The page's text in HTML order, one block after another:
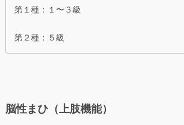
第１種：１〜３級
第２種：５級
脳性まひ（上肢機能）